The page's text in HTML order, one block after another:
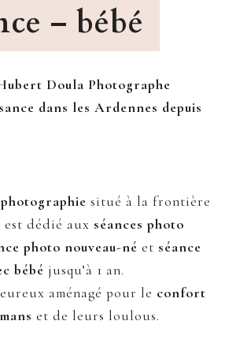
– bébé
Doula Photographe
dans les Ardennes depuis
situé à la frontière
est dédié aux séances photo
photo nouveau-né et séance
bébé jusqu’à 1 an.
aménagé pour le confort
et de leurs loulous.